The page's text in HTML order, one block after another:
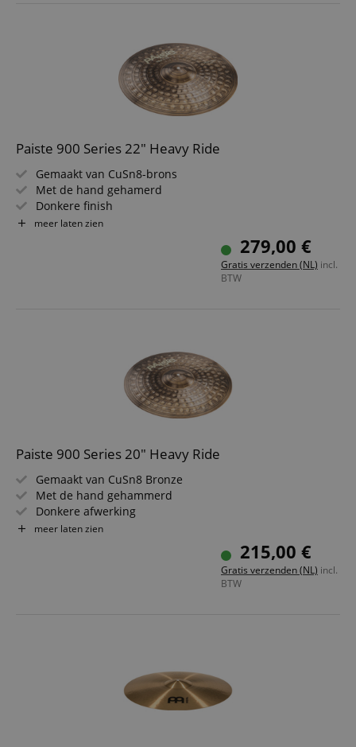
Paiste 900 Series 22" Heavy Ride
Gemaakt van CuSn8-brons
Met de hand gehamerd
Donkere finish
Klank: heldere, warme en volle accenten
meer laten zien
279,00 €
Gratis verzenden (NL) incl.
BTW
Paiste 900 Series 20" Heavy Ride
Gemaakt van CuSn8 Bronze
Met de hand gehammerd
Donkere afwerking
Klank: heldere, warme en volle accenten
meer laten zien
215,00 €
Gratis verzenden (NL) incl.
BTW